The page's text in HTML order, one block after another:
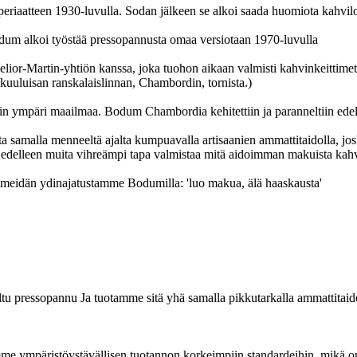
1930-luvulla. Sodan jälkeen se alkoi saada huomiota
alkoi työstää pressopannusta omaa versiotaan 1970-luvulla
Martin-yhtiön kanssa, joka tuohon aikaan valmisti
ranskalaislinnan, Chambordin, tornista.)
maailmaa. Bodum Chambordia kehitettiin ja paranneltiin
menneeltä ajalta kumpuavalla artisaanien ammattitaidolla,
muita vihreämpi tapa valmistaa mitä aidoimman makuista
ydinajatustamme Bodumilla: 'luo makua, älä haaskausta'
Ja tuotamme sitä yhä samalla pikkutarkalla